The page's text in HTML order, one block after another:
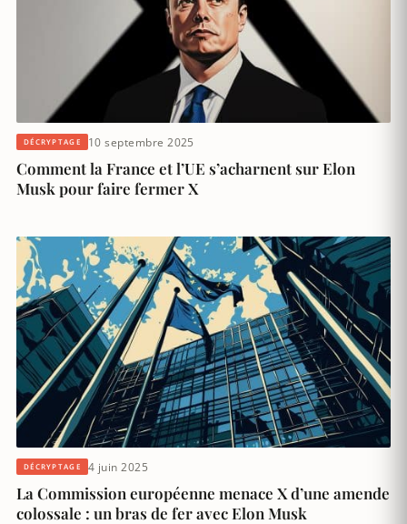
DÉCRYPTAGE 10 septembre 2025
Comment la France et l’UE s’acharnent sur Elon
Musk pour faire fermer X
DÉCRYPTAGE 4 juin 2025
La Commission européenne menace X d’une amende
colossale : un bras de fer avec Elon Musk